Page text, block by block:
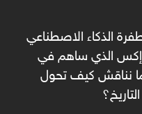
الذكاء الاصطناعي
إكس الذي ساهم في
نناقش كيف تحول